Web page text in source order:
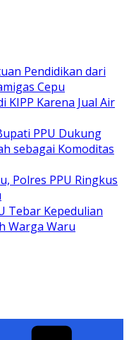
Pendidikan dari
Cepu
Karena Jual Air
PPU Dukung
sebagai Komoditas
Polres PPU Ringkus
Tebar Kepedulian
Warga Waru